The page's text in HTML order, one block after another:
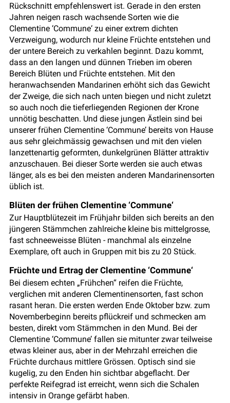
Rückschnitt empfehlenswert ist. Gerade in den ersten
Jahren neigen rasch wachsende Sorten wie die
Clementine ‘Commune‘ zu einer extrem dichten
Verzweigung, wodurch nur kleine Früchte entstehen und
der untere Bereich zu verkahlen beginnt. Dazu kommt,
dass an den langen und dünnen Trieben im oberen
Bereich Blüten und Früchte entstehen. Mit den
heranwachsenden Mandarinen erhöht sich das Gewicht
der Zweige, die sich nach unten biegen und nicht zuletzt
so auch noch die tieferliegenden Regionen der Krone
unnötig beschatten. Und diese jungen Ästlein sind bei
unserer frühen Clementine ‘Commune’ bereits von Hause
aus sehr gleichmässig gewachsen und mit den vielen
lanzettenartig geformten, dunkelgrünen Blätter attraktiv
anzuschauen. Bei dieser Sorte werden sie auch etwas
länger, als es bei den meisten anderen Mandarinensorten
üblich ist.
Blüten der frühen Clementine ‘Commune‘
Zur Hauptblütezeit im Frühjahr bilden sich bereits an den
jüngeren Stämmchen zahlreiche kleine bis mittelgrosse,
fast schneeweisse Blüten - manchmal als einzelne
Exemplare, oft auch in Gruppen mit bis zu 20 Stück.
Früchte und Ertrag der Clementine ‘Commune‘
Bei diesem echten „Frühchen“ reifen die Früchte,
verglichen mit anderen Clementinensorten, fast schon
rasant heran. Die ersten werden Ende Oktober bzw. zum
Novemberbeginn bereits pflückreif und schmecken am
besten, direkt vom Stämmchen in den Mund. Bei der
Clementine ‘Commune’ fallen sie mitunter zwar teilweise
etwas kleiner aus, aber in der Mehrzahl erreichen die
Früchte durchaus mittlere Grössen. Optisch sind sie
kugelig, zu den Enden hin sichtbar abgeflacht. Der
perfekte Reifegrad ist erreicht, wenn sich die Schalen
intensiv in Orange gefärbt haben.